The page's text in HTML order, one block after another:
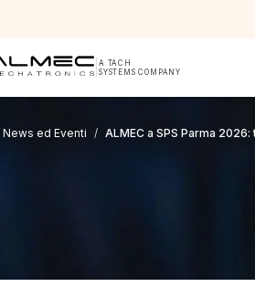
A TACH
SYSTEMS COMPANY
News ed Eventi / ALMEC a SPS Parma